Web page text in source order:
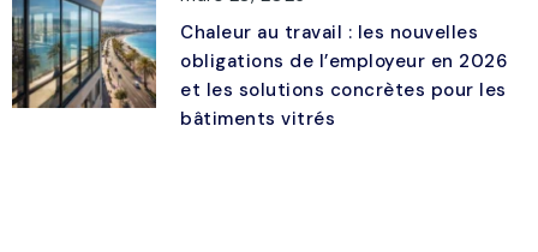
Chaleur au travail : les nouvelles
obligations de l’employeur en 2026
et les solutions concrètes pour les
bâtiments vitrés